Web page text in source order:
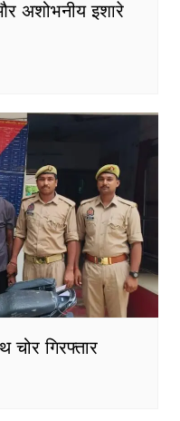
अशोभनीय इशारे
चोर गिरफ्तार